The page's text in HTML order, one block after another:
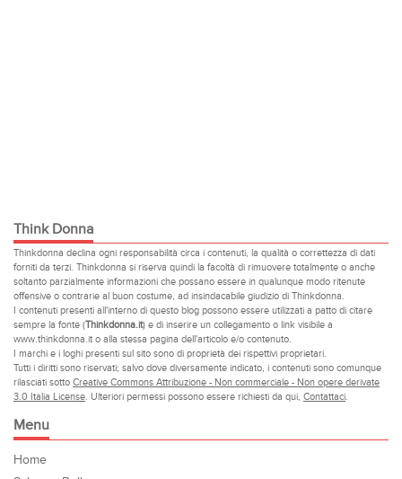
Think Donna
Thinkdonna declina ogni responsabilità circa i contenuti, la qualità o correttezza di dati
forniti da terzi. Thinkdonna si riserva quindi la facoltà di rimuovere totalmente o anche
soltanto parzialmente informazioni che possano essere in qualunque modo ritenute
offensive o contrarie al buon costume, ad insindacabile giudizio di Thinkdonna.
I contenuti presenti all'interno di questo blog possono essere utilizzati a patto di citare
sempre la fonte (Thinkdonna.it) e di inserire un collegamento o link visibile a
www.thinkdonna.it o alla stessa pagina dell'articolo e/o contenuto.
I marchi e i loghi presenti sul sito sono di proprietà dei rispettivi proprietari.
Tutti i diritti sono riservati; salvo dove diversamente indicato, i contenuti sono comunque
rilasciati sotto Creative Commons Attribuzione - Non commerciale - Non opere derivate
3.0 Italia License. Ulteriori permessi possono essere richiesti da qui, Contattaci.
Menu
Home